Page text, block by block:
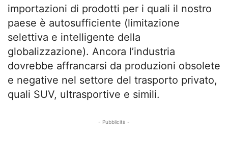
importazioni di prodotti per i quali il nostro
paese è autosufficiente (limitazione
selettiva e intelligente della
globalizzazione). Ancora l’industria
dovrebbe affrancarsi da produzioni obsolete
e negative nel settore del trasporto privato,
quali SUV, ultrasportive e simili.
- Pubblicità -